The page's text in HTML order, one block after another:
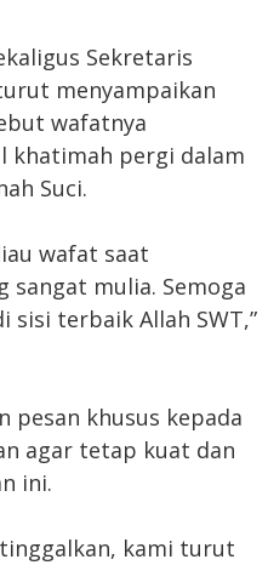
Sekretaris
menyampaikan
wafatnya
khatimah pergi dalam
Suci.
wafat saat
sangat mulia. Semoga
terbaik Allah SWT,”
pesan khusus kepada
agar tetap kuat dan
ini.
kami turut